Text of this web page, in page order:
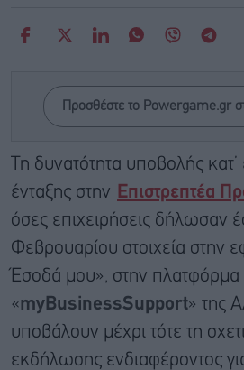
Προσθέστε το Powergame.gr
Τη δυνατότητα υποβολής
ένταξης στην
Επιστρεπτέα
όσες επιχειρήσεις δήλωσαν
Φεβρουαρίου στοιχεία στην
Έσοδά μου», στην πλατφόρμα
«myBusinessSupport» της
υποβάλουν μέχρι τότε τη
εκδήλωσης ενδιαφέροντος